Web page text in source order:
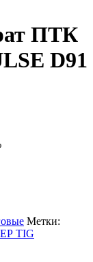
ПТК
D91
Метки:
TIG